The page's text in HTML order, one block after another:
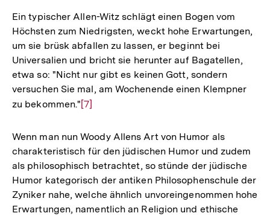
Ein typischer Allen-Witz schlägt einen Bogen vom
Höchsten zum Niedrigsten, weckt hohe Erwartungen,
um sie brüsk abfallen zu lassen, er beginnt bei
Universalien und bricht sie herunter auf Bagatellen,
etwa so: "Nicht nur gibt es keinen Gott, sondern
versuchen Sie mal, am Wochenende einen Klempner
zu bekommen." Zur
der
Fußnote
[7]
Wenn man nun Woody Allens Art von Humor als
charakteristisch für den jüdischen Humor und zudem
als philosophisch betrachtet, so stünde der jüdische
Humor kategorisch der antiken Philosophenschule der
Zyniker nahe, welche ähnlich unvoreingenommen hohe
Erwartungen, namentlich an Religion und ethische